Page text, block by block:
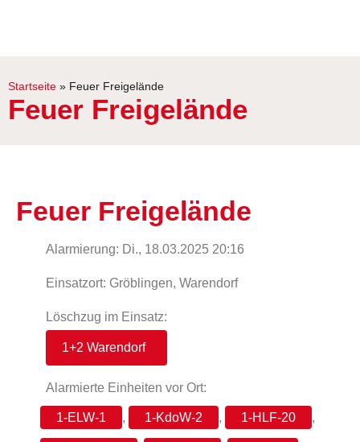
Startseite » Feuer Freigelände
Feuer Freigelände
Feuer Freigelände
Alarmierung: Di., 18.03.2025 20:16
Einsatzort: Gröblingen, Warendorf
Löschzug im Einsatz:
1+2 Warendorf
Alarmierte Einheiten vor Ort:
1-ELW-1 , 1-KdoW-2 , 1-HLF-20 ,